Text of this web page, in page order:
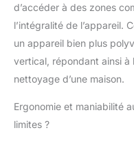
d’accéder à des zones
l’intégralité de l’appareil.
un appareil bien plus
vertical, répondant ainsi
nettoyage d’une maison.
Ergonomie et maniabilité
limites ?